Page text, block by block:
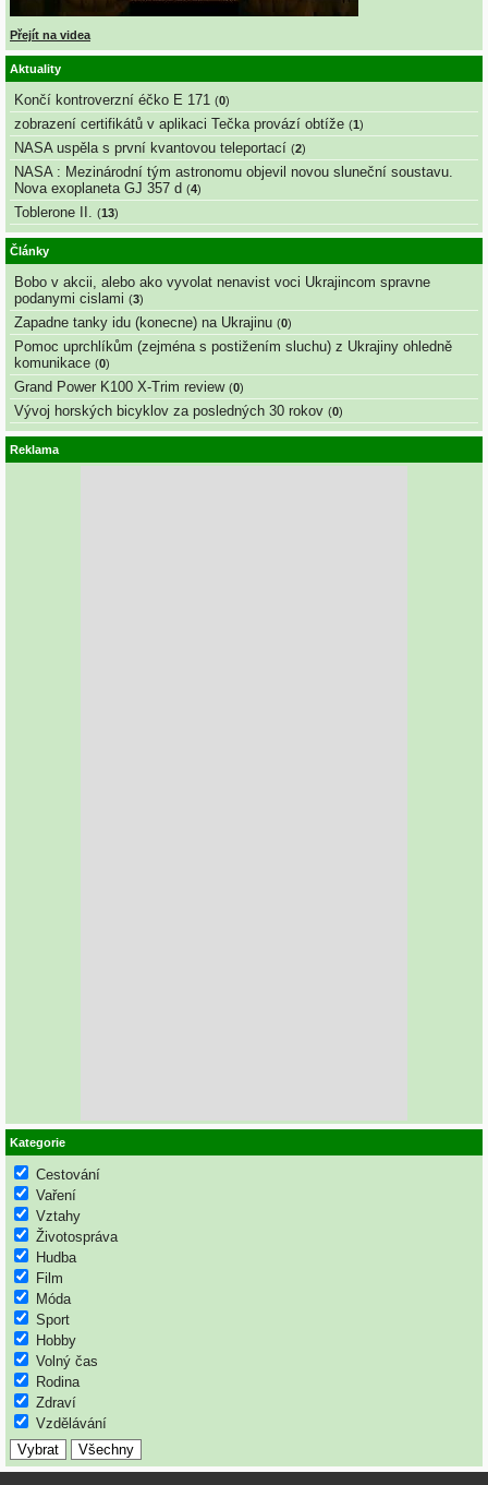
Přejít na videa
Aktuality
Končí kontroverzní éčko E 171 (0)
zobrazení certifikátů v aplikaci Tečka provází obtíže (1 )
NASA uspěla s první kvantovou teleportací (2)
NASA : Mezinárodní tým astronomu objevil novou sluneční soustavu.
Nova exoplaneta GJ 357 d (4)
Toblerone II. (13)
Články
Bobo v akcii, alebo ako vyvolat nenavist voci Ukrajincom spravne
podanymi cislami (3)
Zapadne tanky idu (konecne) na Ukrajinu (0)
Pomoc uprchlíkům (zejména s postižením sluchu) z Ukrajiny ohledně
komunikace (0)
Grand Power K100 X-Trim review (0)
Vývoj horských bicyklov za posledných 30 rokov (0)
Reklama
Kategorie
Cestování
Vaření
Vztahy
Životospráva
Hudba
Film
Móda
Sport
Hobby
Volný čas
Rodina
Zdraví
Vzdělávání